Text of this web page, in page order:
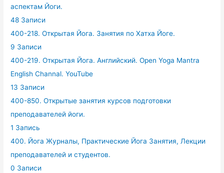
аспектам Йоги.
48 Записи
400-218. Открытая Йога. Занятия по Хатха Йоге.
9 Записи
400-219. Открытая Йога. Английский. Open Yoga Mantra
English Channal. YouTube
13 Записи
400-850. Открытые занятия курсов подготовки
преподавателей йоги.
1 Запись
400. Йога Журналы, Практические Йога Занятия, Лекции
преподавателей и студентов.
0 Записи